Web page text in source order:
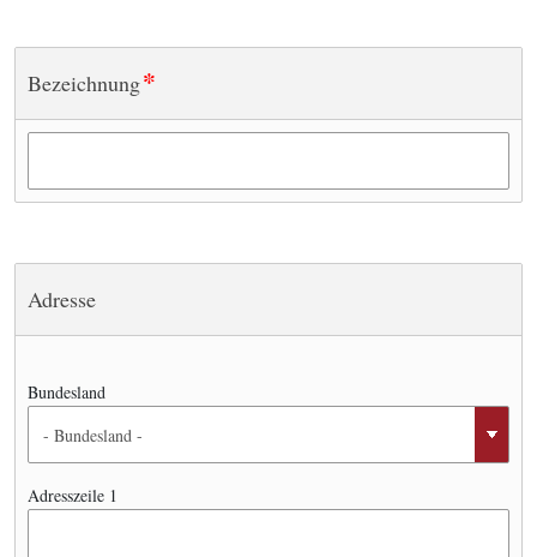
Bezeichnung*
Adresse
Bundesland
Adresszeile 1